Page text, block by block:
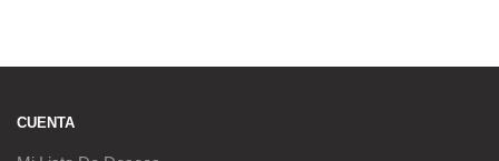
CUENTA